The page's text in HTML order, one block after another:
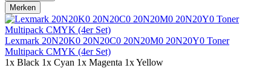
Merken
Lexmark 20N20K0 20N20C0 20N20M0 20N20Y0 Toner
Multipack CMYK (4er Set)
1x Black 1x Cyan 1x Magenta 1x Yellow